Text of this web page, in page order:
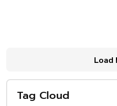
Load
Tag Cloud